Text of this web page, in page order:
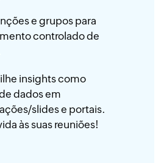
e grupos para
controlado de
insights como
dados em
slides e portais.
às suas reuniões!